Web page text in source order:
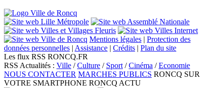
Mentions légales | Protection des
données personnelles | Assistance | Crédits | Plan du site
Les flux RSS RONCQ.FR
RSS Actualités : Ville /Culture / Sport/Cinéma /Economie
NOUS CONTACTER MARCHES PUBLICS RONCQ SUR
VOTRE SMARTPHONE RONCQ ACTU